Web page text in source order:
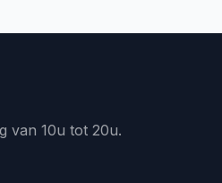
van 10u tot 20u.